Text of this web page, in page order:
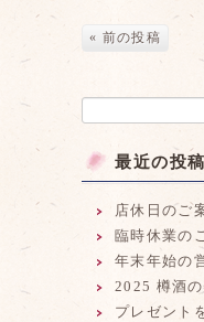
« 前の投稿
最近の投稿
店休日のご
臨時休業の
年末年始の
2025 樽酒
プレゼント